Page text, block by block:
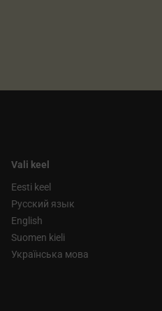
Vali keel
Eesti keel
Русский язык
English
Suomen kieli
Українська мова